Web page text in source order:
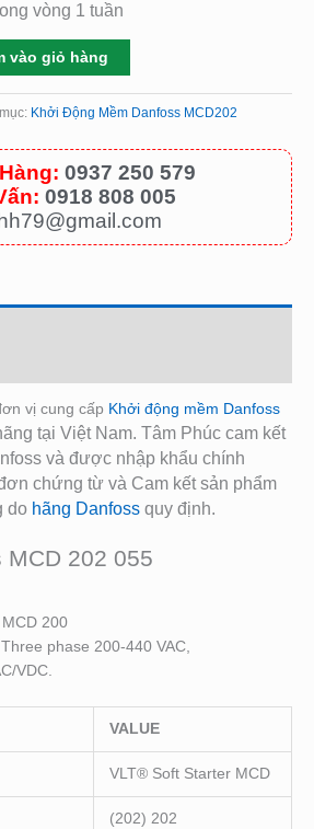
vòng 1 tuần
vào giỏ hàng
Khởi Động Mềm Danfoss MCD202
0937 250 579
0918 808 005
vị cung cấp Khởi động mềm Danfoss
tại Việt Nam. Tâm Phúc cam kết
và được nhập khẩu chính
chứng từ và Cam kết sản phẩm
do hãng Danfoss quy định.
MCD 202 055
200
phase 200-440 VAC,
VDC.
VALUE
VLT® Soft Starter MCD
(202) 202